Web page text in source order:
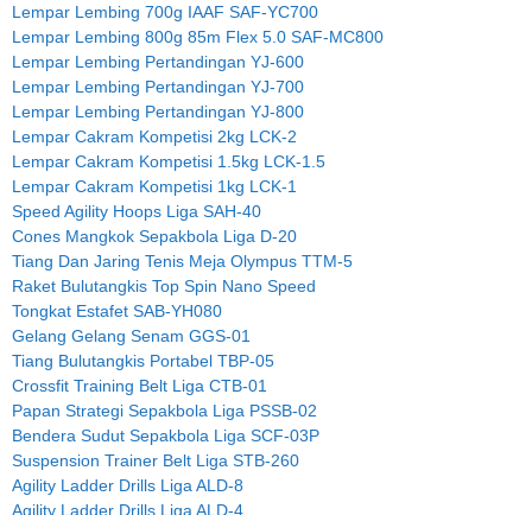
Lempar Lembing 700g IAAF SAF-YC700
Lempar Lembing 800g 85m Flex 5.0 SAF-MC800
Lempar Lembing Pertandingan YJ-600
Lempar Lembing Pertandingan YJ-700
Lempar Lembing Pertandingan YJ-800
Lempar Cakram Kompetisi 2kg LCK-2
Lempar Cakram Kompetisi 1.5kg LCK-1.5
Lempar Cakram Kompetisi 1kg LCK-1
Speed Agility Hoops Liga SAH-40
Cones Mangkok Sepakbola Liga D-20
Tiang Dan Jaring Tenis Meja Olympus TTM-5
Raket Bulutangkis Top Spin Nano Speed
Tongkat Estafet SAB-YH080
Gelang Gelang Senam GGS-01
Tiang Bulutangkis Portabel TBP-05
Crossfit Training Belt Liga CTB-01
Papan Strategi Sepakbola Liga PSSB-02
Bendera Sudut Sepakbola Liga SCF-03P
Suspension Trainer Belt Liga STB-260
Agility Ladder Drills Liga ALD-8
Agility Ladder Drills Liga ALD-4